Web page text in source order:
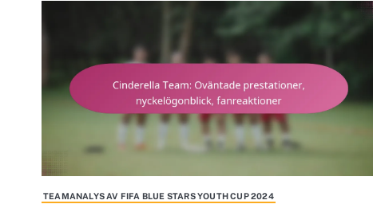
TEAMANALYS AV FIFA BLUE STARS YOUTH CUP 2024